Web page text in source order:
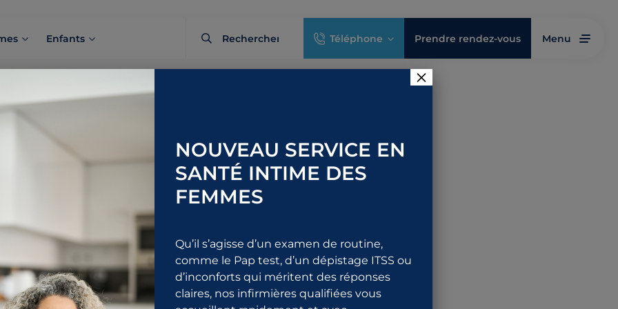
Enfants Téléphone Prendre rendez-vous Menu
après
intime de
NOUVEAU SERVICE EN
SANTÉ INTIME DES
FEMMES
Qu’il s’agisse d’un examen de routine,
comme le Pap test, d’un dépistage ITSS ou
d’inconforts qui méritent des réponses
claires, nos infirmières qualifiées vous
×